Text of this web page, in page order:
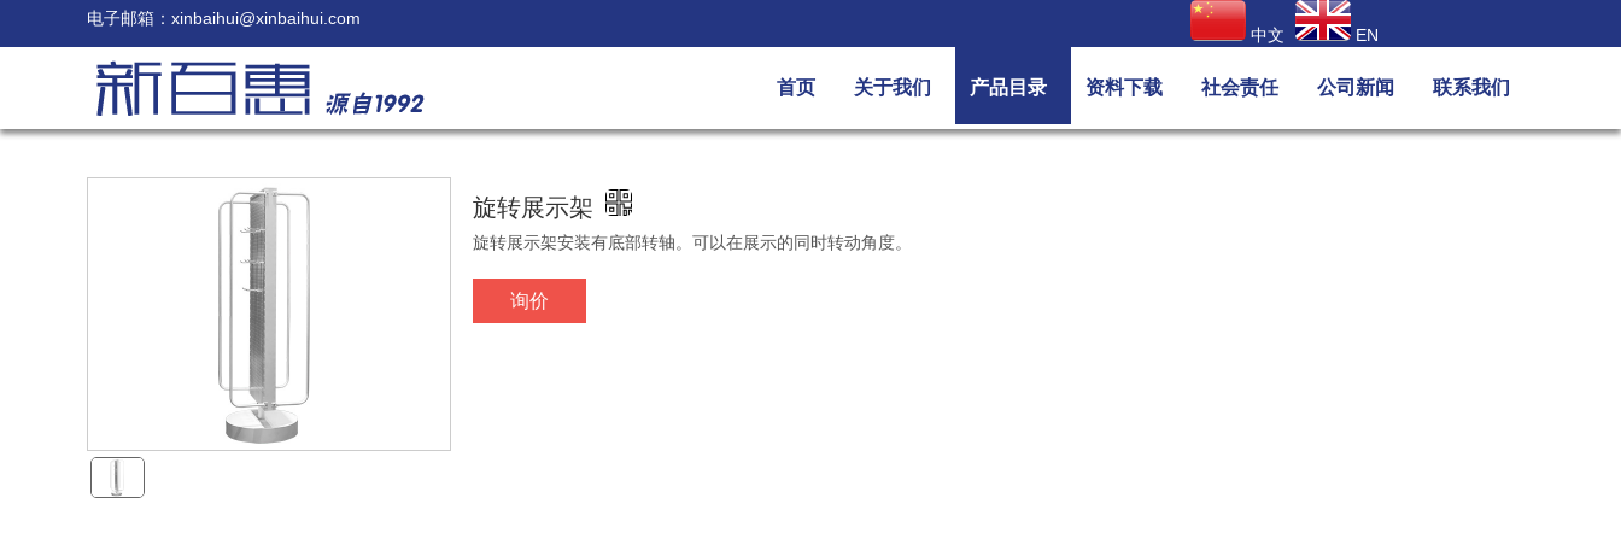
电子邮箱： xinbaihui@xinbaihui.com
中文
EN
首页 关于我们 产品目录 资料下载 社会责任 公司新闻 联系我们
旋转展示架
旋转展示架安装有底部转轴。可以在展示的同时转动角度。
询价